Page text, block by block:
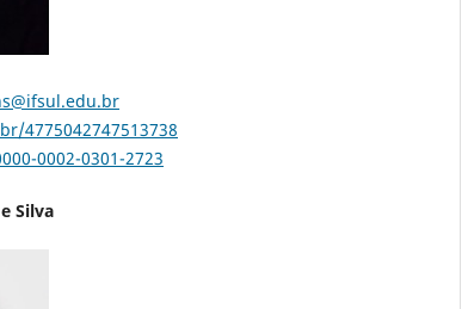
4775042747513738
0002-0301-2723
Silva